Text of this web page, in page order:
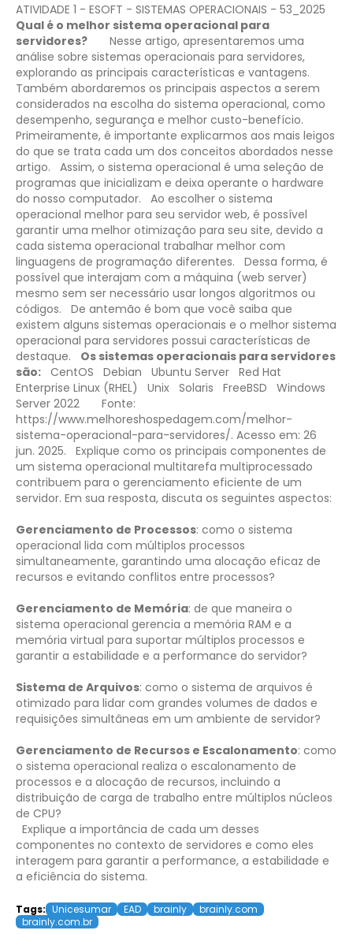
ATIVIDADE 1 - ESOFT - SISTEMAS OPERACIONAIS - 53_2025
Qual é o melhor sistema operacional para
servidores?
Nesse artigo, apresentaremos uma
análise sobre sistemas operacionais para servidores,
explorando as principais características e vantagens.
Também abordaremos os principais aspectos a serem
considerados na escolha do sistema operacional, como
desempenho, segurança e melhor custo-benefício.
Primeiramente, é importante explicarmos aos mais leigos
do que se trata cada um dos conceitos abordados nesse
artigo.
Assim, o sistema operacional é uma seleção de
programas que inicializam e deixa operante o hardware
do nosso computador.
Ao escolher o sistema
operacional melhor para seu servidor web, é possível
garantir uma melhor otimização para seu site, devido a
cada sistema operacional trabalhar melhor com
linguagens de programação diferentes.
Dessa forma, é
possível que interajam com a máquina (web server)
mesmo sem ser necessário usar longos algoritmos ou
códigos.
De antemão é bom que você saiba que
existem alguns sistemas operacionais e o melhor sistema
operacional para servidores possui características de
destaque.
Os sistemas operacionais para servidores
são: CentOS Debian Ubuntu Server Red Hat
Enterprise Linux (RHEL)
Unix Solaris FreeBSD
Windows
Server 2022
Fonte:
https://www.melhoreshospedagem.com/melhor-
sistema-operacional-para-servidores/. Acesso em: 26
jun. 2025.
Explique como os principais componentes de
um sistema operacional multitarefa multiprocessado
contribuem para o gerenciamento eficiente de um
servidor. Em sua resposta, discuta os seguintes aspectos:
Gerenciamento de Processos: como o sistema
operacional lida com múltiplos processos
simultaneamente, garantindo uma alocação eficaz de
recursos e evitando conflitos entre processos?
Gerenciamento de Memória: de que maneira o
sistema operacional gerencia a memória RAM e a
memória virtual para suportar múltiplos processos e
garantir a estabilidade e a performance do servidor?
Sistema de Arquivos: como o sistema de arquivos é
otimizado para lidar com grandes volumes de dados e
requisições simultâneas em um ambiente de servidor?
Gerenciamento de Recursos e Escalonamento: como
o sistema operacional realiza o escalonamento de
processos e a alocação de recursos, incluindo a
distribuição de carga de trabalho entre múltiplos núcleos
de CPU?
Explique a importância de cada um desses
componentes no contexto de servidores e como eles
interagem para garantir a performance, a estabilidade e
a eficiência do sistema.
Tags: Unicesumar EAD brainly
brainly.com
brainly.com.br